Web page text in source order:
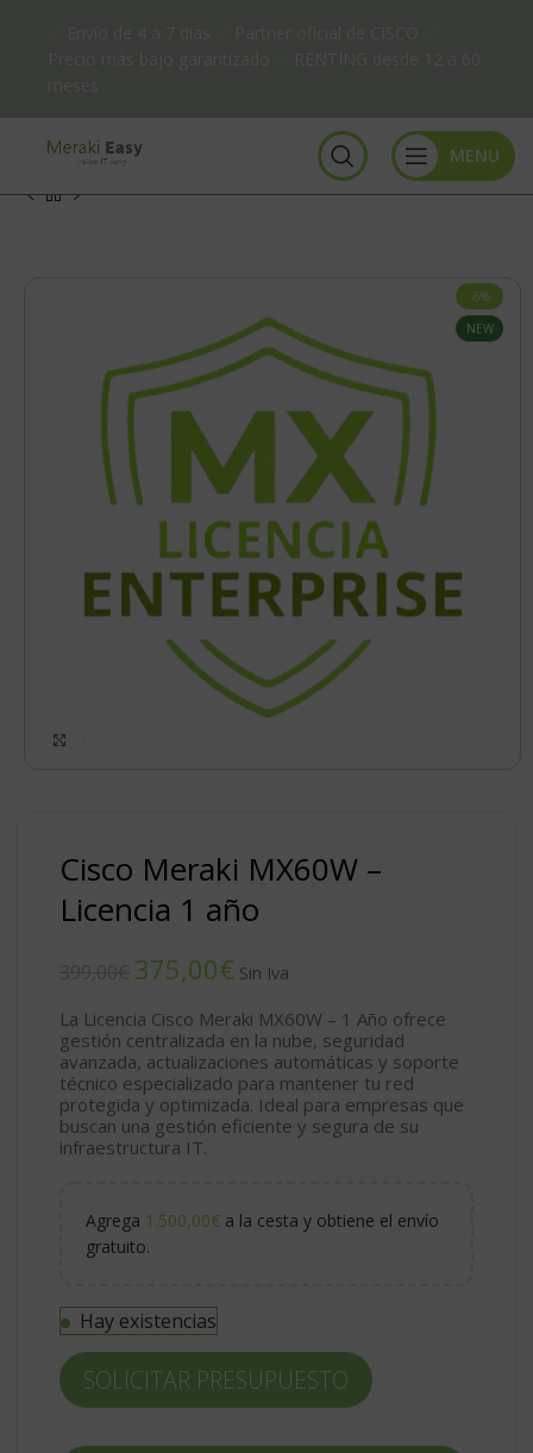
MENU
-6%
NEW
Cisco Meraki MX60W –
Licencia 1 año
375,00€
La Licencia Cisco Meraki MX60W – 1 Año ofrece
gestión centralizada en la nube, seguridad
avanzada, actualizaciones automáticas y soporte
técnico especializado para mantener tu red
protegida y optimizada. Ideal para empresas que
buscan una gestión eficiente y segura de su
infraestructura IT.
Agrega 1.500,00€ a la cesta y obtiene el envío
gratuito.
Hay existencias
SOLICITAR PRESUPUESTO